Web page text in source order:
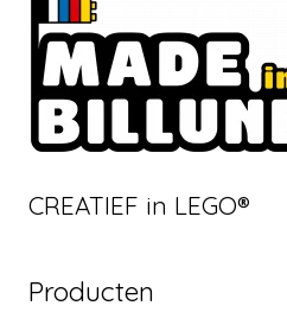
CREATIEF in LEGO®
Producten